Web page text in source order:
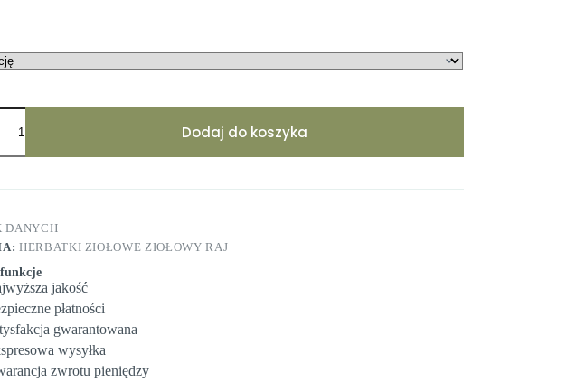
Dodaj do koszyka
DANYCH
HERBATKI ZIOŁOWE ZIOŁOWY RAJ
jakość
płatności
gwarantowana
wysyłka
zwrotu pieniędzy